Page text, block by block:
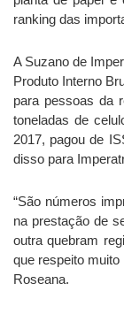
ranking das
A Suzano de
Produto Interno
para pessoas da
toneladas de
2017, pagou de
disso para
“São números
na prestação de
outra quebram
que respeito
Roseana.